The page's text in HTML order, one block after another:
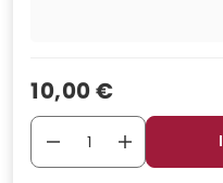
Verkaufspreis
10,00 €